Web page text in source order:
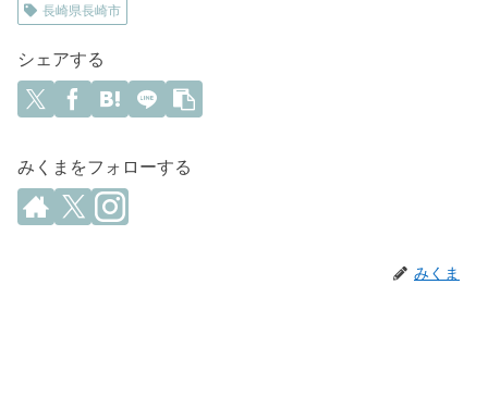
長崎県長崎市
シェアする
みくまをフォローする
みくま